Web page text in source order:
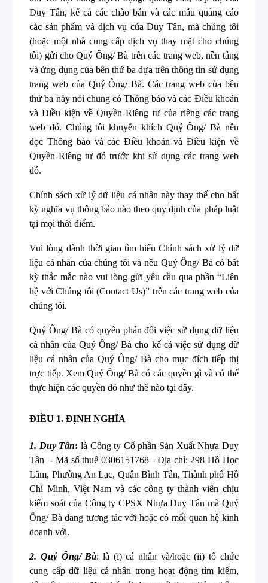
Duy Tân, kể cả các chào bán và các mẫu quảng cáo
các sản phẩm và dịch vụ của Duy Tân, mà chúng tôi
(hoặc một nhà cung cấp dịch vụ thay mặt cho chúng
tôi) gửi cho Quý Ông/ Bà trên các trang web, nền tảng
và ứng dụng của bên thứ ba dựa trên thông tin sử dụng
trang web của Quý Ông/ Bà. Các trang web của bên
thứ ba này nói chung có Thông báo và các Điều khoản
và Điều kiện về Quyền Riêng tư của riêng các trang
web đó. Chúng tôi khuyến khích Quý Ông/ Bà nên
đọc Thông báo và các Điều khoản và Điều kiện về
Quyền Riêng tư đó trước khi sử dụng các trang web
đó.
Chính sách xử lý dữ liệu cá nhân này thay thế cho bất
kỳ nghĩa vụ thông báo nào theo quy định của pháp luật
tại mọi thời điểm.
Vui lòng dành thời gian tìm hiểu Chính sách xử lý dữ
liệu cá nhân của chúng tôi và nếu Quý Ông/ Bà có bất
kỳ thắc mắc nào vui lòng gửi yêu cầu qua phần “Liên
hệ với Chúng tôi (Contact Us)” trên các trang web của
chúng tôi.
Quý Ông/ Bà có quyền phản đối việc sử dụng dữ liệu
cá nhân của Quý Ông/ Bà cho kể cả việc sử dụng dữ
liệu cá nhân của Quý Ông/ Bà cho mục đích tiếp thị
trực tiếp. Xem Quý Ông/ Bà có các quyền gì và có thể
thực hiện các quyền đó như thế nào tại đây.
ĐIỀU 1.ĐỊNH NGHĨA
1. Duy Tân:là Công ty Cổ phần Sản Xuất Nhựa Duy
Tân - Mã số thuế 0306151768 - Địa chỉ: 298 Hồ Học
Lãm, Phường An Lạc, Quận Bình Tân, Thành phố Hồ
Chí Minh, Việt Nam và các công ty thành viên chịu
kiểm soát của Công ty CPSX Nhựa Duy Tân mà Quý
Ông/ Bà đang tương tác với hoặc có mối quan hệ kinh
doanh với.
2. Quý Ông/ Bà: là (i) cá nhân và/hoặc (ii) tổ chức
cung cấp dữ liệu cá nhân trong hoạt động tìm kiếm,